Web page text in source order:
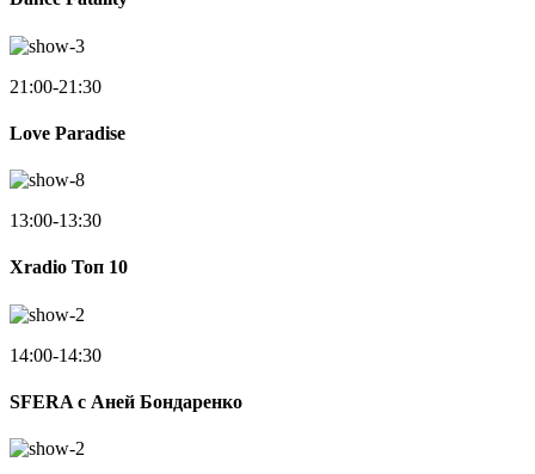
21:00-21:30
Love Paradise
13:00-13:30
Xradio Топ 10
14:00-14:30
SFERA с Аней Бондаренко